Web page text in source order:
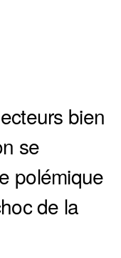
bien
se
polémique
de la